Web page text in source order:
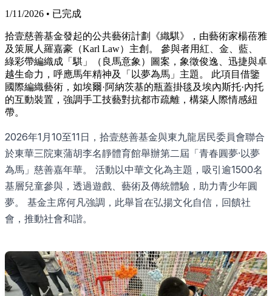
1/11/2026 • 已完成
拾壹慈善基金發起的公共藝術計劃《織騏》，由藝術家楊蓓雅
及策展人羅嘉豪（Karl Law）主創。 參與者用紅、金、藍、
綠彩帶編織成「騏」（良馬意象）圖案，象徵俊逸、迅捷與卓
越生命力，呼應馬年精神及「以夢為馬」主題。 此項目借鑒
國際編織藝術，如埃爾·阿納茨基的瓶蓋掛毯及埃內斯托·內托
的互動裝置，強調手工技藝對抗都市疏離，構築人際情感紐
帶。
2026年1月10至11日，拾壹慈善基金與東九龍居民委員會聯合
於東華三院東蒲胡李名靜體育館舉辦第二屆「青春圓夢·以夢
為馬」慈善嘉年華。 活動以中華文化為主題，吸引逾1500名
基層兒童參與，透過遊戲、藝術及傳統體驗，助力青少年圓
夢。 基金主席何凡強調，此舉旨在弘揚文化自信，回饋社
會，推動社會和諧。